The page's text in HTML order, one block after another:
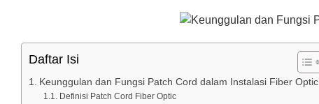
Daftar Isi
Keunggulan dan Fungsi Patch Cord dalam Instalasi Fiber Optic
Definisi Patch Cord Fiber Optic